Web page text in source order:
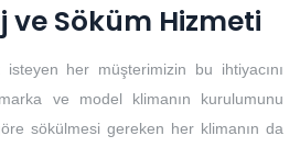
ve Söküm Hizmeti
isteyen her müşterimizin bu ihtiyacını
ve model klimanın kurulumunu
sökülmesi gereken her klimanın da